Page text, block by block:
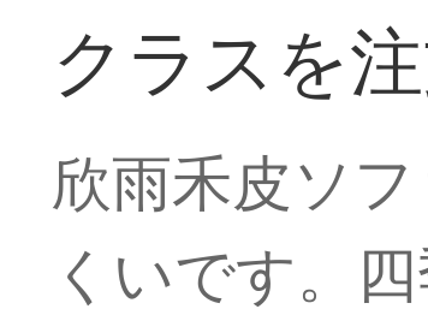
クラスを
欣雨禾皮ソ
くいです。